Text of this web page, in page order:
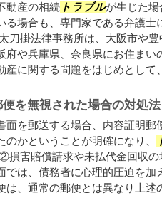
動産の相続トラブルが生じた場
る場合も、専門家である弁護士
刀掛法律事務所は、大阪市や
府や兵庫県、奈良県にお住まい
産に関する問題をはじめとして
を無視された場合の対処法
面を郵送する場合、内容証明
のかということが明確になり、
損害賠償請求や未払代金回収
では、債務者に心理的圧迫を加
は、通常の郵便とは異なり上述